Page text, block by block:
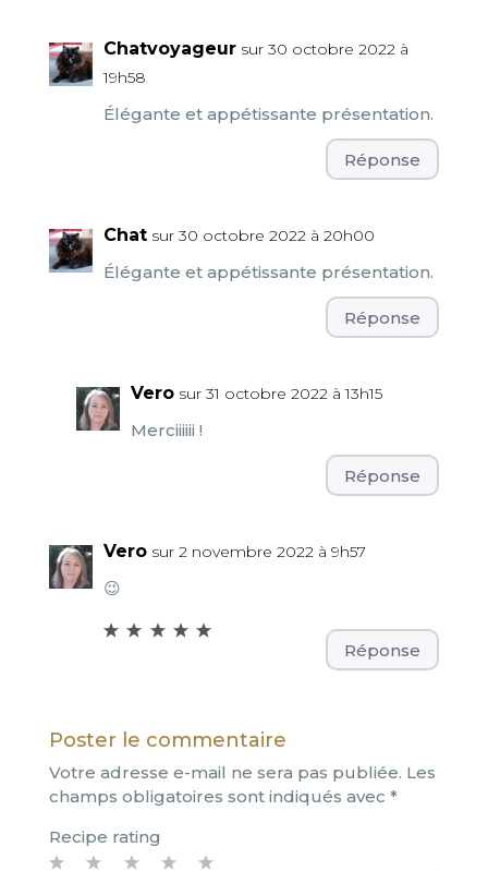
Chatvoyageur sur 30 octobre 2022 à
19h58
Élégante et appétissante présentation.
Réponse
Chat sur 30 octobre 2022 à 20h00
Élégante et appétissante présentation.
Réponse
Vero sur 31 octobre 2022 à 13h15
Merciiiiii !
Réponse
Vero sur 2 novembre 2022 à 9h57
😉
Réponse
Poster le commentaire
Votre adresse e-mail ne sera pas publiée. Les
champs obligatoires sont indiqués avec *
Recipe rating